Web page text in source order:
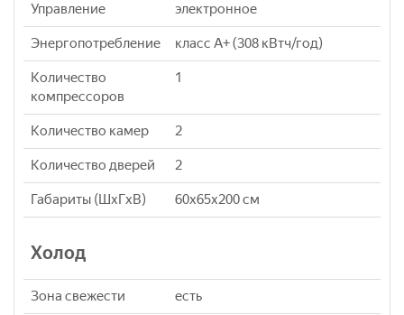
Управление электронное
Энергопотребление класс A+ (308 кВтч/год)
Количество
компрессоров
1
Количество камер 2
Количество дверей 2
Габариты (ШxГxВ) 60x65x200 см
Холод
Зона свежести есть